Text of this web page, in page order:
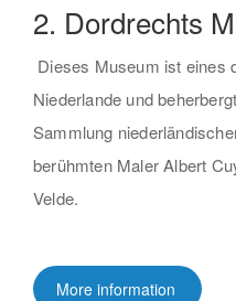
2. Dordrechts
Dieses Museum ist eines
Niederlande und
Sammlung
berühmten Maler Albert
Velde.
More information